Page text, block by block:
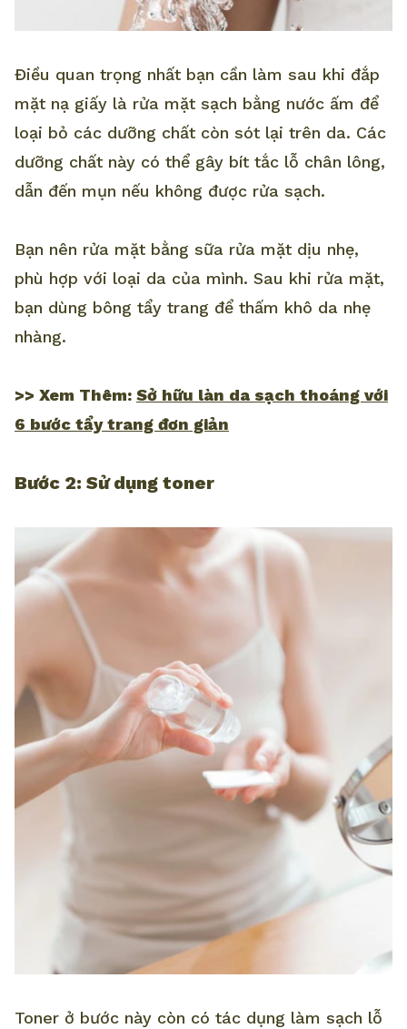
Điều quan trọng nhất bạn cần làm sau khi đắp
mặt nạ giấy là rửa mặt sạch bằng nước ấm để
loại bỏ các dưỡng chất còn sót lại trên da. Các
dưỡng chất này có thể gây bít tắc lỗ chân lông,
dẫn đến mụn nếu không được rửa sạch.
Bạn nên rửa mặt bằng sữa rửa mặt dịu nhẹ,
phù hợp với loại da của mình. Sau khi rửa mặt,
bạn dùng bông tẩy trang để thấm khô da nhẹ
nhàng.
>> Xem Thêm: Sở hữu làn da sạch thoáng với
6 bước tẩy trang đơn giản
Bước 2: Sử dụng toner
Toner ở bước này còn có tác dụng làm sạch lỗ